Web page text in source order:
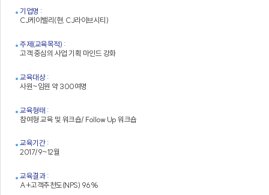
기업명 :
CJ케이밸리(현, CJ라이브시티)
주제(교육목적) :
고객 중심의 사업 기획 마인드 강화
교육대상 :
사원~임원 약 300여명
교육형태 :
참여형 교육 및 워크숍/ Follow Up 워크숍
교육기간 :
2017/9~12월
교육결과 :
A+고객추천도(NPS) 96%